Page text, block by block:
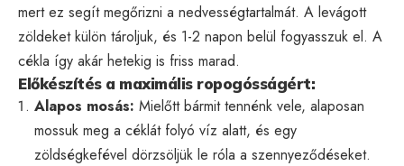
mert ez segít megőrizni a nedvességtartalmát. A levágott
zöldeket külön tároljuk, és 1-2 napon belül fogyasszuk el. A
cékla így akár hetekig is friss marad.
Előkészítés a maximális ropogósságért:
Alapos mosás: Mielőtt bármit tennénk vele, alaposan
mossuk meg a céklát folyó víz alatt, és egy
zöldségkefével dörzsöljük le róla a szennyeződéseket.